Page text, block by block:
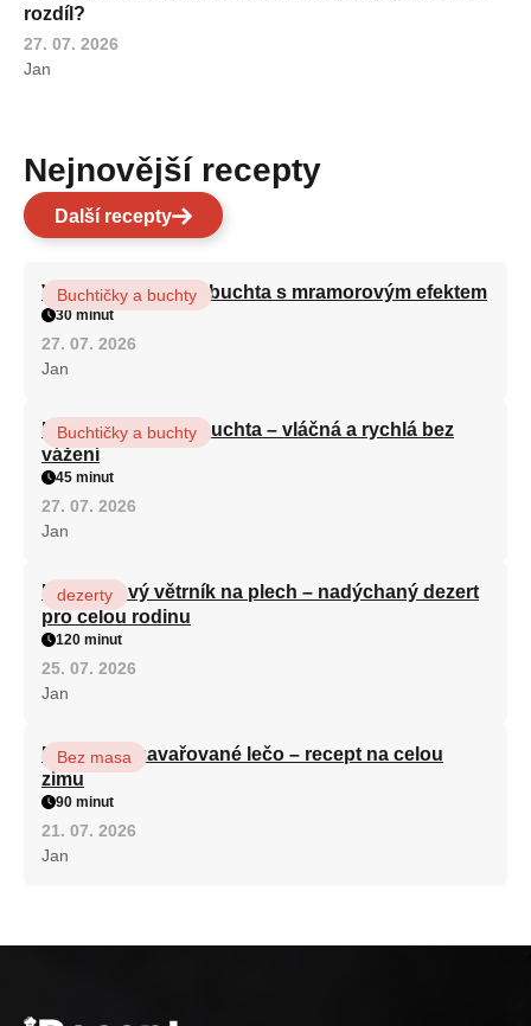
rozdíl?
27. 07. 2026
Jan
Nejnovější recepty
Další recepty
Vláčná olejová litá buchta s mramorovým efektem
Buchtičky a buchty
30 minut
27. 07. 2026
Jan
Hrnková maková buchta – vláčná a rychlá bez
vážení
Buchtičky a buchty
45 minut
27. 07. 2026
Jan
Karamelový větrník na plech – nadýchaný dezert
pro celou rodinu
dezerty
120 minut
25. 07. 2026
Jan
Babiččino zavařované lečo – recept na celou
zimu
Bez masa
90 minut
21. 07. 2026
Jan